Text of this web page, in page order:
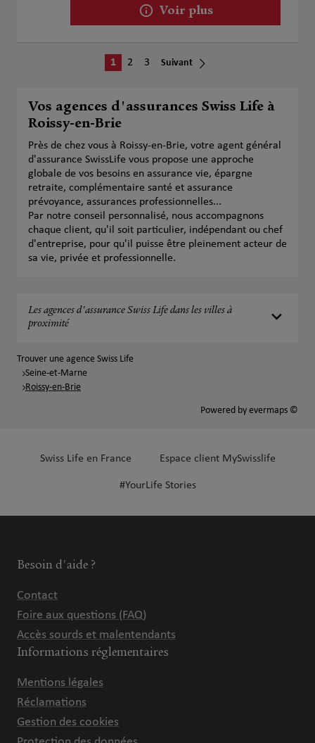
Voir plus
1 2 3 Suivant
Vos agences d'assurances Swiss Life à
Roissy-en-Brie
Près de chez vous à Roissy-en-Brie, votre agent général
d'assurance SwissLife vous propose une approche
globale de vos besoins en assurance vie, épargne
retraite, complémentaire santé et assurance
prévoyance, assurances professionnelles...
Par notre conseil personnalisé, nous accompagnons
chaque client, qu'il soit particulier, indépendant ou chef
d'entreprise, pour qu'il puisse être pleinement acteur de
sa vie, privée et professionnelle.
Les agences d'assurance Swiss Life dans les villes à
proximité
Trouver une agence Swiss Life
Seine-et-Marne
Roissy-en-Brie
Powered by evermaps ©
Swiss Life en France Espace client MySwisslife
#YourLife Stories
Besoin d'aide ?
Contact
Foire aux questions (FAQ)
Accès sourds et malentendants
Informations réglementaires
Mentions légales
Réclamations
Gestion des cookies